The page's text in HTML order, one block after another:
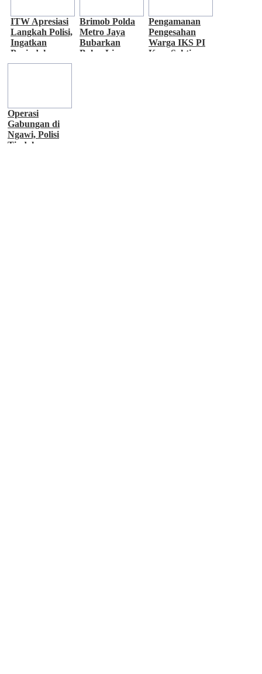
ITW Apresiasi
Langkah Polisi,
Ingatkan
Penindakan
Knalpot Brong
Brimob Polda
Metro Jaya
Bubarkan
Balap Liar,
Pengamanan
Pengesahan
Warga IKS PI
Kera Sakti
Operasi
Gabungan di
Ngawi, Polisi
Tindak